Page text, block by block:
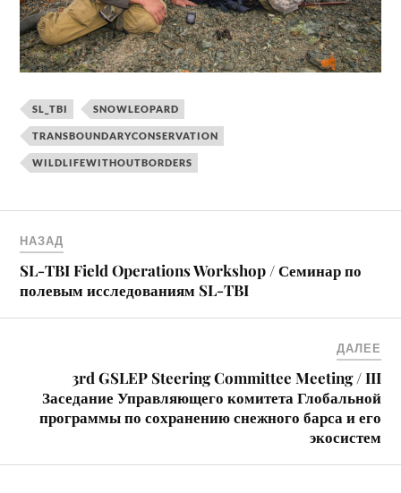
SL_TBI SNOWLEOPARD
TRANSBOUNDARYCONSERVATION
WILDLIFEWITHOUTBORDERS
НАЗАД
SL-TBI Field Operations Workshop / Семинар по
полевым исследованиям SL-TBI
ДАЛЕЕ
3rd GSLEP Steering Committee Meeting / III
Заседание Управляющего комитета Глобальной
программы по сохранению снежного барса и его
экосистем